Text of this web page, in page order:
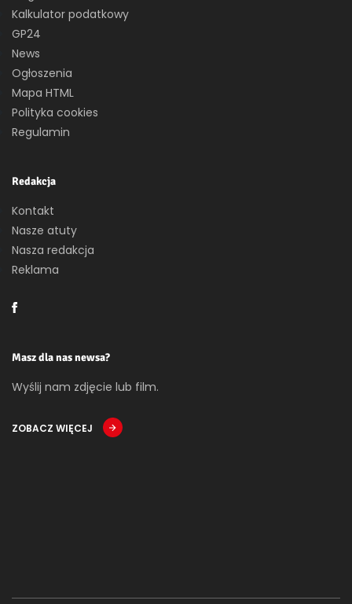
Kalkulator podatkowy
GP24
News
Ogłoszenia
Mapa HTML
Polityka cookies
Regulamin
Redakcja
Kontakt
Nasze atuty
Nasza redakcja
Reklama
Masz dla nas newsa?
Wyślij nam zdjęcie lub film.
ZOBACZ WIĘCEJ